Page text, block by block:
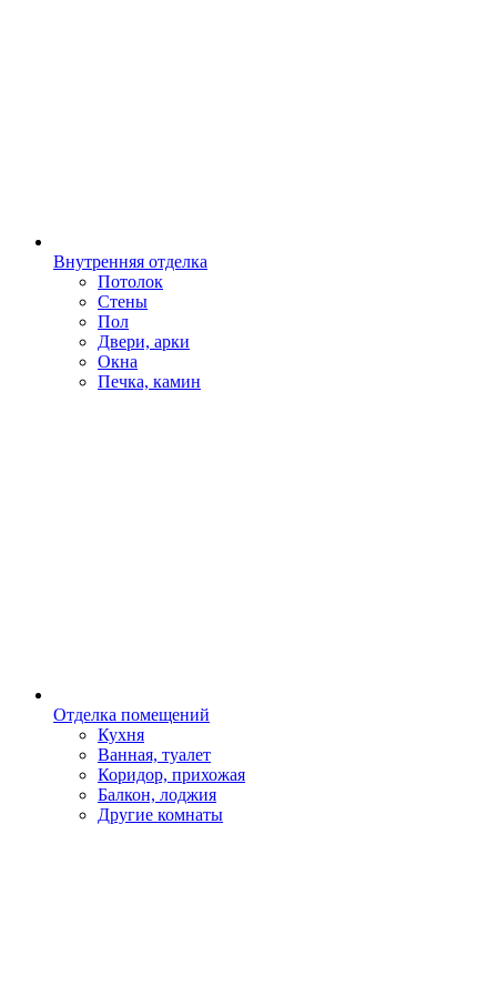
Внутренняя отделка
Потолок
Стены
Пол
Двери, арки
Окна
Печка, камин
Отделка помещений
Кухня
Ванная, туалет
Коридор, прихожая
Балкон, лоджия
Другие комнаты